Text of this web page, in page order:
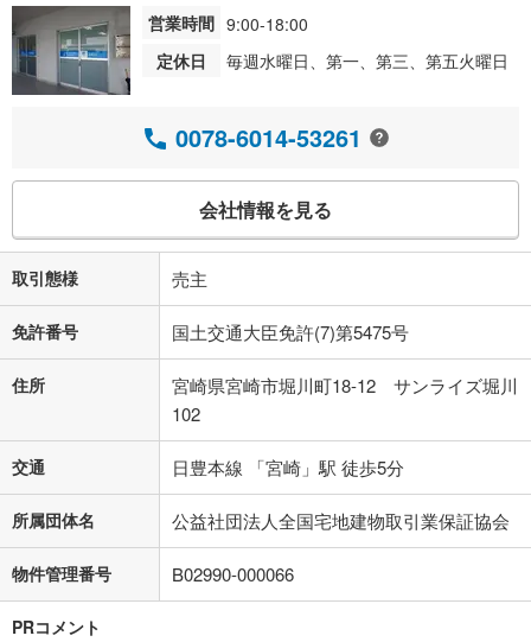
営業時間 9:00-18:00
定休日
毎週水曜日、第一、第三、第五火曜日
0078-6014-53261
会社情報を見る
取引態様 売主
免許番号 国土交通大臣免許(7)第5475号
住所
宮崎県宮崎市堀川町18-12 サンライズ堀川
102
交通 日豊本線 「宮崎」駅 徒歩5分
所属団体名 公益社団法人全国宅地建物取引業保証協会
物件管理番号 B02990-000066
PRコメント